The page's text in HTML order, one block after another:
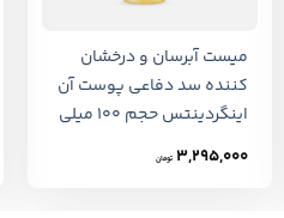
میست آبرسان و درخشان
کننده سد دفاعی پوست آن
اینگردینتس حجم 100 میلی
3,295,000 تومان